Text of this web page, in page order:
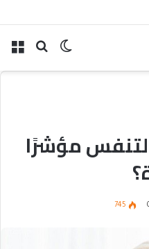
مسار الفدرالي
بحث الوضع
مؤشرًا
745